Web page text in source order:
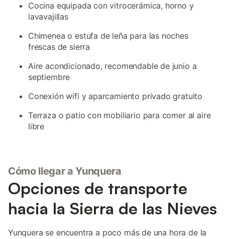
Cocina equipada con vitrocerámica, horno y
lavavajillas
Chimenea o estufa de leña para las noches
frescas de sierra
Aire acondicionado, recomendable de junio a
septiembre
Conexión wifi y aparcamiento privado gratuito
Terraza o patio con mobiliario para comer al aire
libre
Cómo llegar a Yunquera
Opciones de transporte
hacia la Sierra de las Nieves
Yunquera se encuentra a poco más de una hora de la